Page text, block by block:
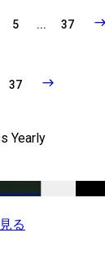
5 ... 37
37
Yearly
る